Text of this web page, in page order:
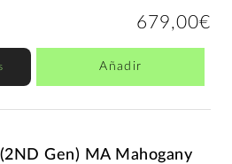
679,00€
Añadir
Gen) MA Mahogany